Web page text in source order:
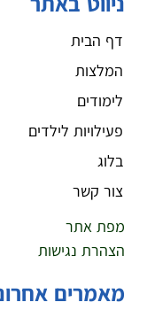
דף הבית
המלצות
לימודים
פעילויות לילדים
בלוג
צור קשר
מפת אתר
הצהרת נגישות
מאמרים